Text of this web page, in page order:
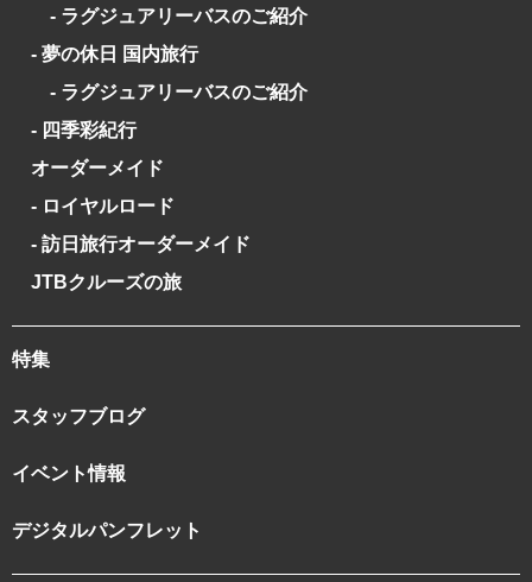
- ラグジュアリーバスのご紹介
- 夢の休日 国内旅行
- ラグジュアリーバスのご紹介
- 四季彩紀行
オーダーメイド
- ロイヤルロード
- 訪日旅行オーダーメイド
JTBクルーズの旅
特集
スタッフブログ
イベント情報
デジタルパンフレット